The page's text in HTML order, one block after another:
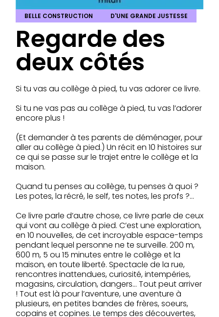
BELLE CONSTRUCTION D'UNE GRANDE JUSTESSE
Regarde des
deux côtés
Si tu vas au collège à pied, tu vas adorer ce livre.
Si tu ne vas pas au collège à pied, tu vas l’adorer
encore plus !
(Et demander à tes parents de déménager, pour
aller au collège à pied.) Un récit en 10 histoires sur
ce qui se passe sur le trajet entre le collège et la
maison.
Quand tu penses au collège, tu penses à quoi ?
Les potes, la récré, le self, tes notes, les profs ?…
Ce livre parle d’autre chose, ce livre parle de ceux
qui vont au collège à pied. C’est une exploration,
en 10 nouvelles, de cet incroyable espace-temps
pendant lequel personne ne te surveille. 200 m,
600 m, 5 ou 15 minutes entre le collège et la
maison, en toute liberté. Spectacle de la rue,
rencontres inattendues, curiosité, intempéries,
magasins, circulation, dangers… Tout peut arriver
! Tout est là pour l’aventure, une aventure à
plusieurs, en petites bandes de frères, soeurs,
copains et copines. Le temps des découvertes,